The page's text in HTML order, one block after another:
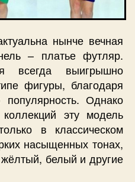
нынче вечная
– платье футляр.
всегда выигрышно
фигуры, благодаря
Однако
эту модель
в классическом
насыщенных тонах,
белый и другие